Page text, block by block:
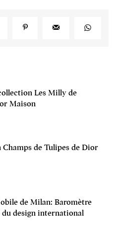
Les Milly de
Maison
de Tulipes de Dior
de Milan: Baromètre
design international